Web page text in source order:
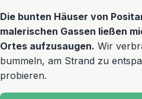
Die bunten Häuser von
malerischen Gassen ließen
Ortes aufzusaugen. Wir
bummeln, am Strand zu
probieren.